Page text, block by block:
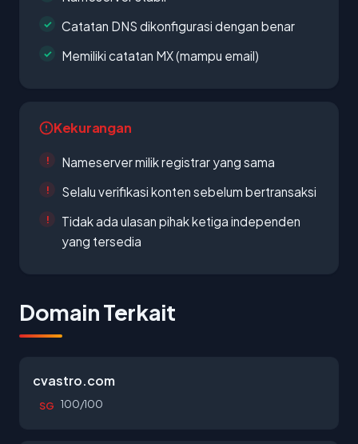
Catatan DNS dikonfigurasi dengan benar
Memiliki catatan MX (mampu email)
Kekurangan
Nameserver milik registrar yang sama
Selalu verifikasi konten sebelum bertransaksi
Tidak ada ulasan pihak ketiga independen
yang tersedia
Domain Terkait
cvastro.com
SG 100/100